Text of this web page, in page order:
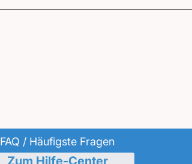
FAQ / Häufigste Fragen
Zum Hilfe-Center